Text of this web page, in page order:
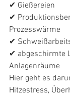
✔ Gießereien
✔
Prozesswärme
✔
✔ abgeschirmte
Anlagenräume
Hier geht es
Hitzestress,